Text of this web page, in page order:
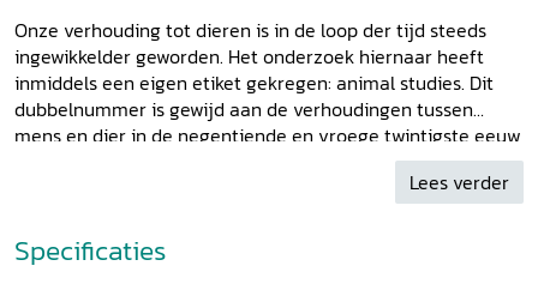
Onze verhouding tot dieren is in de loop der tijd steeds
ingewikkelder geworden. Het onderzoek hiernaar heeft
inmiddels een eigen etiket gekregen: animal studies. Dit
dubbelnummer is gewijd aan de verhoudingen tussen
mens en dier in de negentiende en vroege twintigste eeuw
- een roerige periode waarin de evolutietheorie van
Charles Darwin een einde maakte aan de vanzelfsprekend
mens en dier enerzijds empathischer werd, zoals in de
opkomst van de dierenbescherming en de omgang met
Lees verder
Specificaties